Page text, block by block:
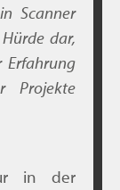
Scanner
dar,
Erfahrung
Projekte
in der